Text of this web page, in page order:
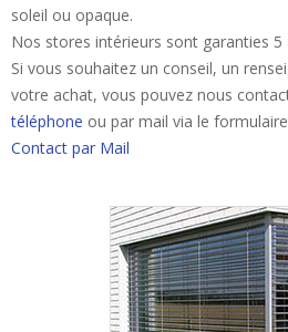
soleil ou opaque.
Nos stores intérieurs sont garanties 5
Si vous souhaitez un conseil, un
votre achat, vous pouvez nous
téléphone ou par mail via le
Contact par Mail